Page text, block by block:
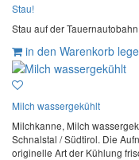
Stau!
Stau auf der
in den Warenkorb
Milch wassergekühlt
Milchkanne, Milch
Schnalstal / Südtirol. Die
originelle Art der Kühlung